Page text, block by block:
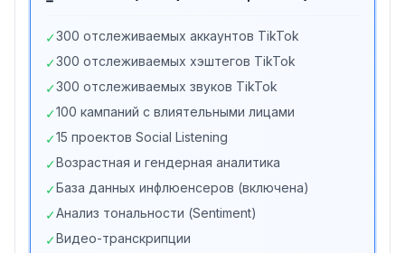
✓300 отслеживаемых аккаунтов TikTok
✓300 отслеживаемых хэштегов TikTok
✓300 отслеживаемых звуков TikTok
✓100 кампаний с влиятельными лицами
✓15 проектов Social Listening
✓Возрастная и гендерная аналитика
✓База данных инфлюенсеров (включена)
✓Анализ тональности (Sentiment)
✓Видео-транскрипции